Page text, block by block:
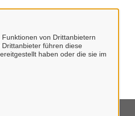
von Drittanbietern
führen diese
haben oder die sie im